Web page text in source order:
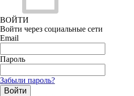
ВОЙТИ
Войти через социальные сети
Email
Пароль
Забыли пароль?